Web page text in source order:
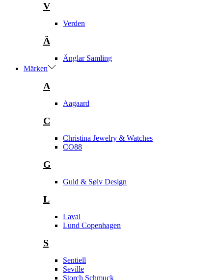
V
Verden
Ä
Änglar Samling
Märken
A
Aagaard
C
Christina Jewelry & Watches
CO88
G
Guld & Sølv Design
L
Laval
Lund Copenhagen
S
Sentiell
Seville
Storch Schmuck